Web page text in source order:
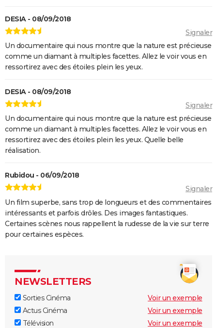
DESIA - 08/09/2018
Signaler
Un documentaire qui nous montre que la nature est précieuse
comme un diamant à multiples facettes. Allez le voir vous en
ressortirez avec des étoiles plein les yeux.
DESIA - 08/09/2018
Signaler
Un documentaire qui nous montre que la nature est précieuse
comme un diamant à multiples facettes. Allez le voir vous en
ressortirez avec des étoiles plein les yeux. Quelle belle
réalisation.
Rubidou - 06/09/2018
Signaler
Un film superbe, sans trop de longueurs et des commentaires
intéressants et parfois drôles. Des images fantastiques.
Certaines scènes nous rappellent la rudesse de la vie sur terre
pour certaines espèces.
NEWSLETTERS
Sorties Cinéma
Voir un exemple
Actus Cinéma
Voir un exemple
Télévision
Voir un exemple